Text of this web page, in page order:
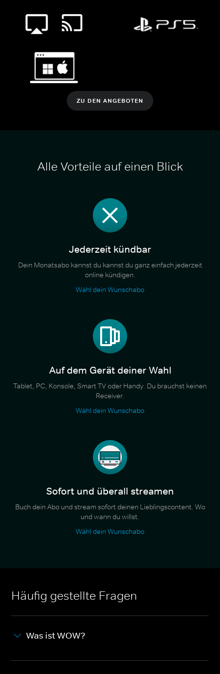
ZU DEN ANGEBOTEN
Alle Vorteile auf einen Blick
Jederzeit kündbar
Dein Monatsabo kannst du kannst du ganz einfach jederzeit
online kündigen.
Wähl dein Wunschabo
Auf dem Gerät deiner Wahl
Tablet, PC, Konsole, Smart TV oder Handy. Du brauchst keinen
Receiver.
Wähl dein Wunschabo
Sofort und überall streamen
Buch dein Abo und stream sofort deinen Lieblingscontent. Wo
und wann du willst.
Wähl dein Wunschabo
Häufig gestellte Fragen
Was ist WOW?